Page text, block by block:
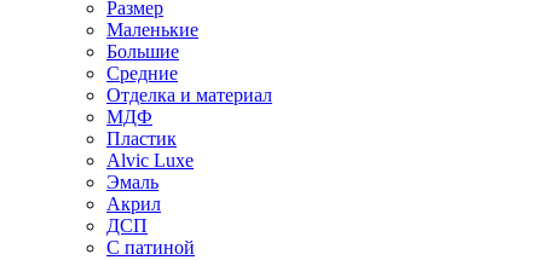
Размер
Маленькие
Большие
Средние
Отделка и материал
МДФ
Пластик
Alvic Luxe
Эмаль
Акрил
ДСП
С патиной